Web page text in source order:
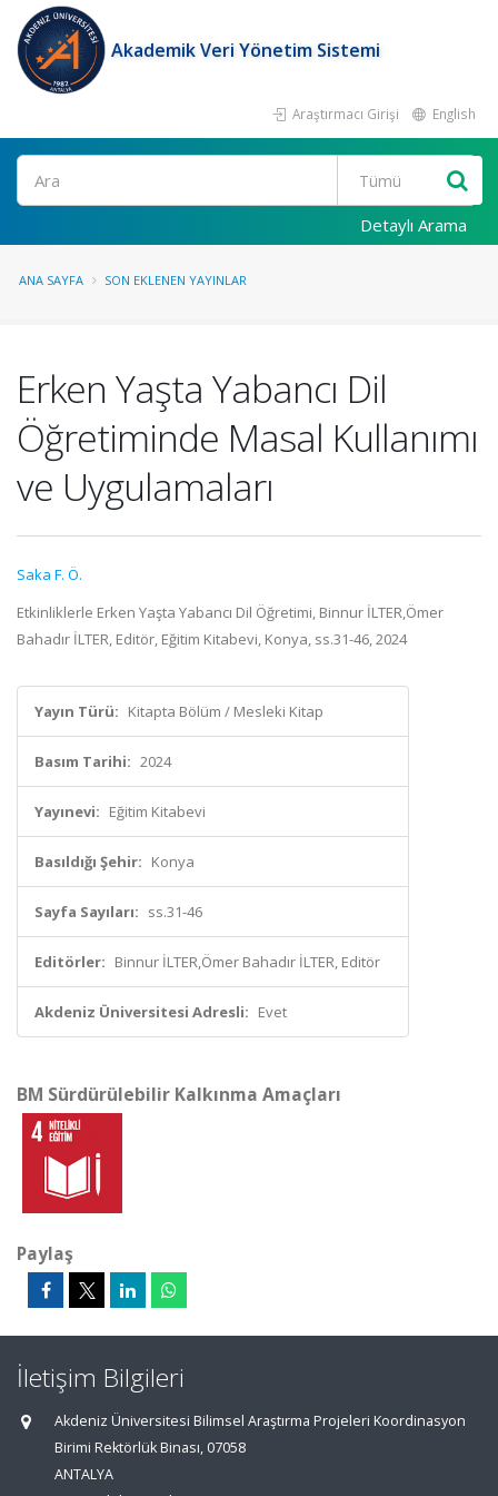
Akademik Veri Yönetim Sistemi
Araştırmacı Girişi English
Ara
Detaylı Arama
ANA SAYFA SON EKLENEN YAYINLAR
Erken Yaşta Yabancı Dil
Öğretiminde Masal Kullanımı
ve Uygulamaları
Saka F. Ö.
Etkinliklerle Erken Yaşta Yabancı Dil Öğretimi, Binnur İLTER,Ömer
Bahadır İLTER, Editör, Eğitim Kitabevi, Konya, ss.31-46, 2024
Yayın Türü: Kitapta Bölüm / Mesleki Kitap
Basım Tarihi: 2024
Yayınevi: Eğitim Kitabevi
Basıldığı Şehir: Konya
Sayfa Sayıları: ss.31-46
Editörler: Binnur İLTER,Ömer Bahadır İLTER, Editör
Akdeniz Üniversitesi Adresli: Evet
BM Sürdürülebilir Kalkınma Amaçları
Paylaş
İletişim Bilgileri
Akdeniz Üniversitesi Bilimsel Araştırma Projeleri Koordinasyon
Birimi Rektörlük Binası, 07058
ANTALYA